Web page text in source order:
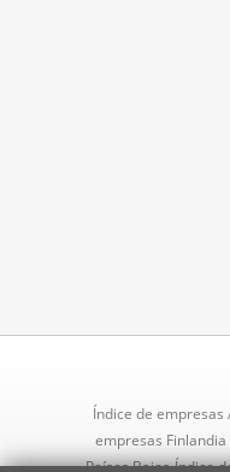
Índice de empresas
empresas Finlandia
Países Bajos Índice